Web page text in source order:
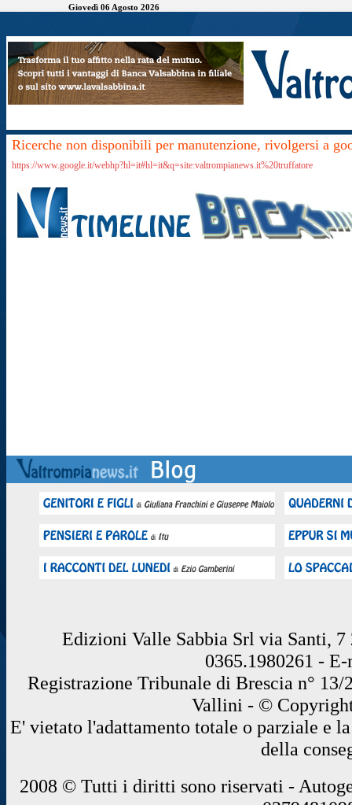
Giovedì 06 Agosto 2026
Ricerche non disponibili per manutenzione, rivolgersi a
https://www.google.it/webhp?hl=it#hl=it&q=site:valtrompianews.it%20truffatore
Edizioni Valle Sabbia Srl via Santi, 7
0365.1980261 -
Registrazione Tribunale di Brescia n°
Vallini - ©
E' vietato l'adattamento totale o parziale e
della
2008 © Tutti i diritti sono riservati -